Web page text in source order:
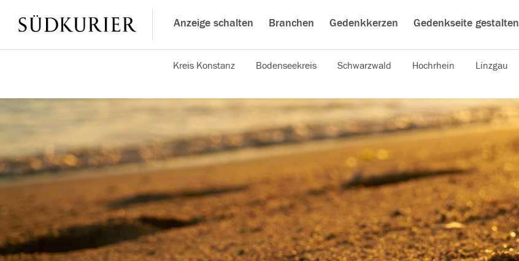
Anzeige schalten Branchen Gedenkkerzen Gedenkseite gestalten
Kreis Konstanz Bodenseekreis Schwarzwald Hochrhein Linzgau